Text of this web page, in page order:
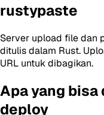
rustypaste
Server upload file dan
ditulis dalam Rust.
URL untuk dibagikan.
Apa yang
deploy